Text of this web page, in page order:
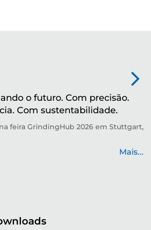
o futuro. Com precisão.
Com sustentabilidade.
feira GrindingHub 2026 em Stuttgart,
Mais...